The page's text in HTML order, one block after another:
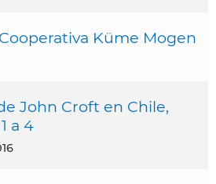
Küme Mogen
John Croft en Chile,
a 4